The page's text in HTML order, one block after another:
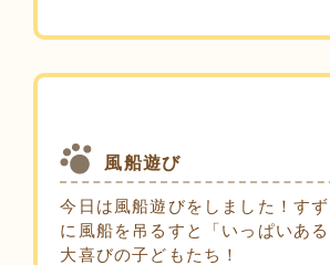
風船遊び
今日は風船遊びをしました！す
に風船を吊るすと「いっぱいあ
大喜びの子どもたち！